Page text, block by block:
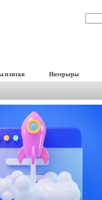
плитки Интерьеры